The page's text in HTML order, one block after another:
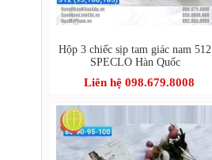
Hộp 3 chiếc sịp tam giác nam 512
SPECLO Hàn Quốc
Liên hệ 098.679.8008